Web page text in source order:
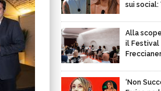
sui social:
Alla
il Festival
‘Non